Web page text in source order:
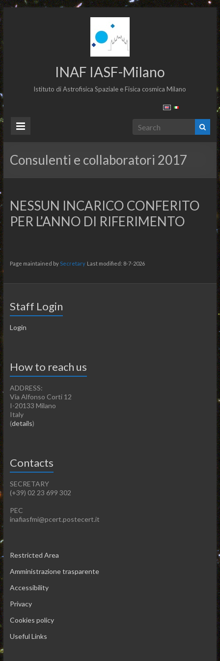
INAF IASF-Milano
Istituto di Astrofisica Spaziale e Fisica cosmica Milano
Consulenti e collaboratori 2017
NESSUN INCARICO CONFERITO
PER L’ANNO DI RIFERIMENTO
Page maintained by Secretary Last modified: 8-7-2026
Staff Login
Login
How to reach us
ADDRESS:
Via Alfonso Corti 12
I-20133 Milano
Italy
(details)
Contacts
SECRETARY
(+39) 02 23 699 302
PEC
inafiasfmi@pcert.postecert.it
Restricted Area
Amministrazione trasparente
Accessibility
Privacy
Cookies policy
Useful Links